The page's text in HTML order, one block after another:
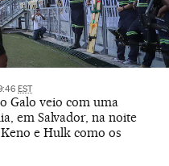
EST
Galo veio com uma
em Salvador, na noite
e Hulk como os